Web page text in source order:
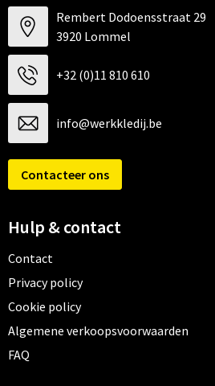
Rembert Dodoensstraat 29
3920 Lommel
+32 (0)11 810 610
info@werkkledij.be
Contacteer ons
Hulp & contact
Contact
Privacy policy
Cookie policy
Algemene verkoopsvoorwaarden
FAQ